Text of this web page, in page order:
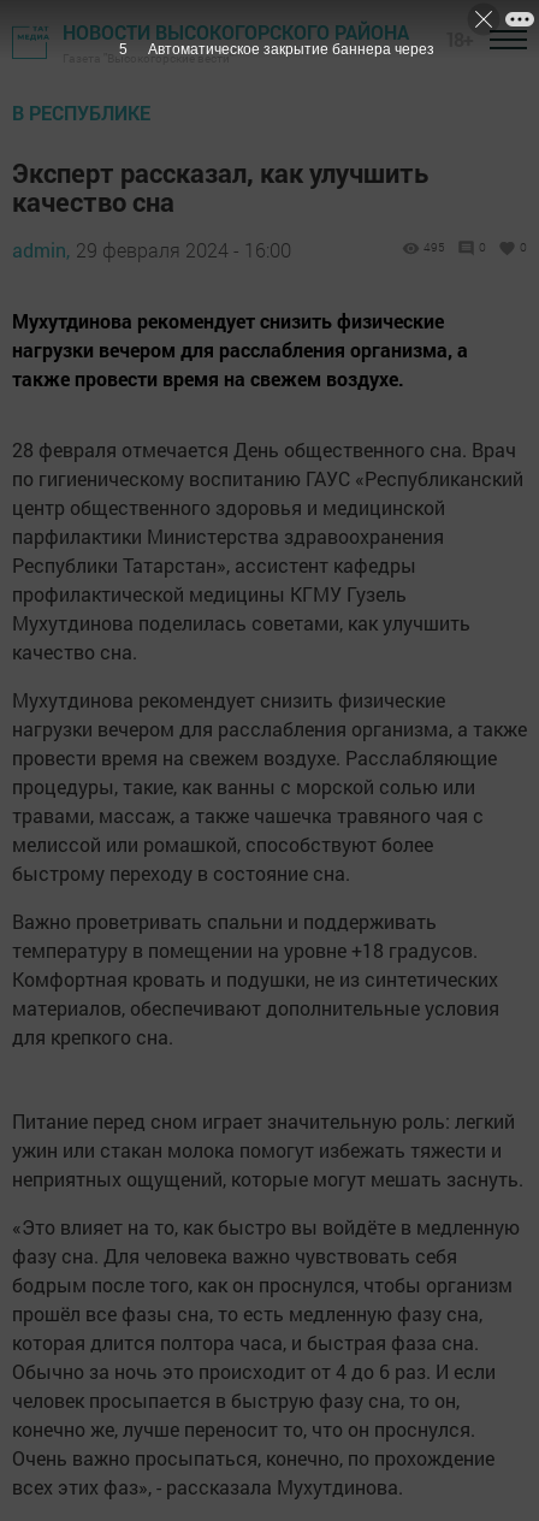
НОВОСТИ ВЫСОКОГОРСКОГО РАЙОНА
Газета "Высокогорские вести"
В РЕСПУБЛИКЕ
Эксперт рассказал, как улучшить
качество сна
admin, 29 февраля 2024 - 16:00 495 0 0
Мухутдинова рекомендует снизить физические
нагрузки вечером для расслабления организма, а
также провести время на свежем воздухе.
28 февраля отмечается День общественного сна. Врач
по гигиеническому воспитанию ГАУС «Республиканский
центр общественного здоровья и медицинской
парфилактики Министерства здравоохранения
Республики Татарстан», ассистент кафедры
профилактической медицины КГМУ Гузель
Мухутдинова поделилась советами, как улучшить
качество сна.
Мухутдинова рекомендует снизить физические
нагрузки вечером для расслабления организма, а также
провести время на свежем воздухе. Расслабляющие
процедуры, такие, как ванны с морской солью или
травами, массаж, а также чашечка травяного чая с
мелиссой или ромашкой, способствуют более
быстрому переходу в состояние сна.
Важно проветривать спальни и поддерживать
температуру в помещении на уровне +18 градусов.
Комфортная кровать и подушки, не из синтетических
материалов, обеспечивают дополнительные условия
для крепкого сна.
Питание перед сном играет значительную роль: легкий
ужин или стакан молока помогут избежать тяжести и
неприятных ощущений, которые могут мешать заснуть.
«Это влияет на то, как быстро вы войдёте в медленную
фазу сна. Для человека важно чувствовать себя
бодрым после того, как он проснулся, чтобы организм
прошёл все фазы сна, то есть медленную фазу сна,
которая длится полтора часа, и быстрая фаза сна.
Обычно за ночь это происходит от 4 до 6 раз. И если
человек просыпается в быструю фазу сна, то он,
конечно же, лучше переносит то, что он проснулся.
Очень важно просыпаться, конечно, по прохождение
всех этих фаз», - рассказала Мухутдинова.
4 Автоматическое закрытие баннера через